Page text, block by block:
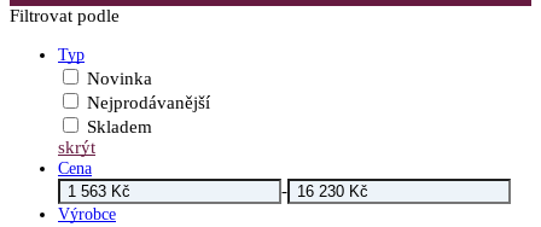
Filtrovat podle
Typ
Novinka
Nejprodávanější
Skladem
skrýt
Cena
-
Výrobce